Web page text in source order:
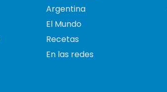
Argentina
El Mundo
Recetas
En las redes